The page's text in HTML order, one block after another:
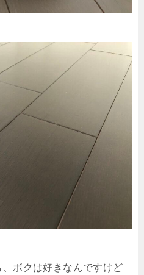
ボクは好きなんですけど